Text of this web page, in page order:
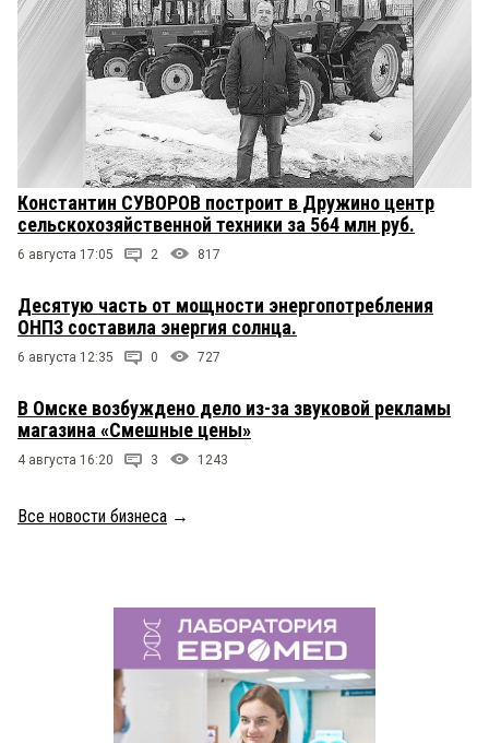
Константин СУВОРОВ построит в Дружино центр
сельскохозяйственной техники за 564 млн руб.
6 августа 17:05 2 817
Десятую часть от мощности энергопотребления
ОНПЗ составила энергия солнца.
6 августа 12:35 0 727
В Омске возбуждено дело из-за звуковой рекламы
магазина «Смешные цены»
4 августа 16:20 3 1243
Все новости бизнеса →